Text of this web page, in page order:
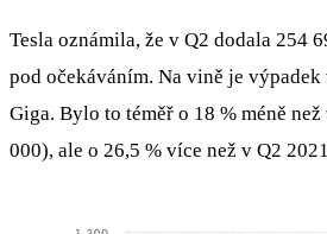
Tesla oznámila, že v Q2 dodala 254
pod očekáváním. Na vině je
Giga. Bylo to téměř o 18 % méně
000), ale o 26,5 % více než v Q2